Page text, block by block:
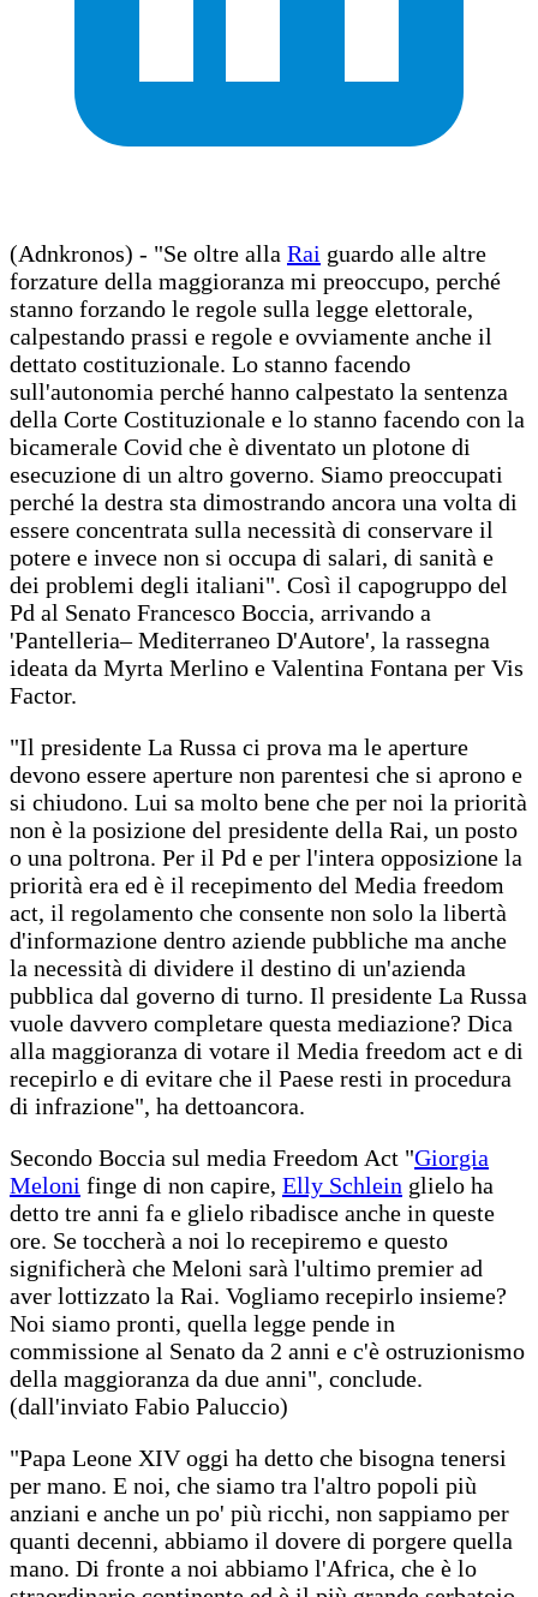
(Adnkronos) - "Se oltre alla Rai guardo alle altre
forzature della maggioranza mi preoccupo, perché
stanno forzando le regole sulla legge elettorale,
calpestando prassi e regole e ovviamente anche il
dettato costituzionale. Lo stanno facendo
sull'autonomia perché hanno calpestato la sentenza
della Corte Costituzionale e lo stanno facendo con la
bicamerale Covid che è diventato un plotone di
esecuzione di un altro governo. Siamo preoccupati
perché la destra sta dimostrando ancora una volta di
essere concentrata sulla necessità di conservare il
potere e invece non si occupa di salari, di sanità e
dei problemi degli italiani". Così il capogruppo del
Pd al Senato Francesco Boccia, arrivando a
'Pantelleria– Mediterraneo D'Autore', la rassegna
ideata da Myrta Merlino e Valentina Fontana per Vis
Factor.
"Il presidente La Russa ci prova ma le aperture
devono essere aperture non parentesi che si aprono e
si chiudono. Lui sa molto bene che per noi la priorità
non è la posizione del presidente della Rai, un posto
o una poltrona. Per il Pd e per l'intera opposizione la
priorità era ed è il recepimento del Media freedom
act, il regolamento che consente non solo la libertà
d'informazione dentro aziende pubbliche ma anche
la necessità di dividere il destino di un'azienda
pubblica dal governo di turno. Il presidente La Russa
vuole davvero completare questa mediazione? Dica
alla maggioranza di votare il Media freedom act e di
recepirlo e di evitare che il Paese resti in procedura
di infrazione", ha dettoancora.
Secondo Boccia sul media Freedom Act "Giorgia
Meloni finge di non capire, Elly Schlein glielo ha
detto tre anni fa e glielo ribadisce anche in queste
ore. Se toccherà a noi lo recepiremo e questo
significherà che Meloni sarà l'ultimo premier ad
aver lottizzato la Rai. Vogliamo recepirlo insieme?
Noi siamo pronti, quella legge pende in
commissione al Senato da 2 anni e c'è ostruzionismo
della maggioranza da due anni", conclude.
(dall'inviato Fabio Paluccio)
"Papa Leone XIV oggi ha detto che bisogna tenersi
per mano. E noi, che siamo tra l'altro popoli più
anziani e anche un po' più ricchi, non sappiamo per
quanti decenni, abbiamo il dovere di porgere quella
mano. Di fronte a noi abbiamo l'Africa, che è lo